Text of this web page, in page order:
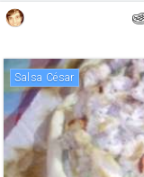
Salsa César